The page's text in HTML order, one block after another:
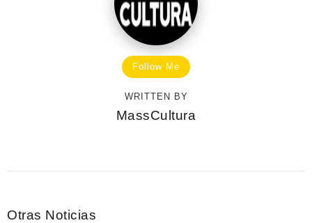
Follow Me
WRITTEN BY
MassCultura
Otras Noticias